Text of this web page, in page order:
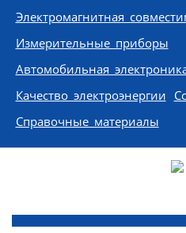
Электромагнитная
Измерительные приборы
Автомобильная
Качество электроэнергии
Справочные материалы